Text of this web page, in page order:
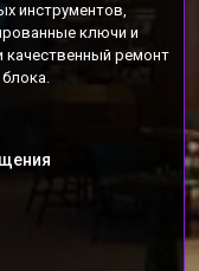
инструментов,
ключи и
качественный ремонт